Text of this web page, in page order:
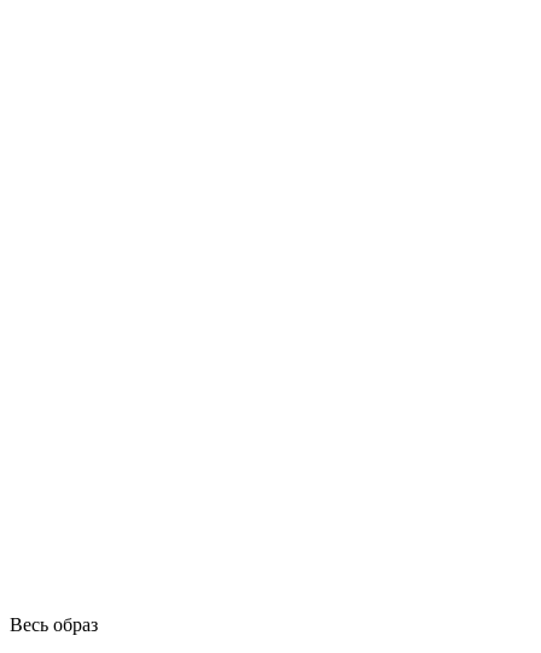
Весь образ